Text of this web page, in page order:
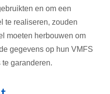
en om een
te realiseren, zouden
moeten herbouwen om
gegevens op hun VMFS
garanderen.